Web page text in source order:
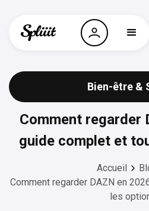
Bien-être &
Comment regarder
guide complet et
Accueil
Comment regarder DAZN en
les